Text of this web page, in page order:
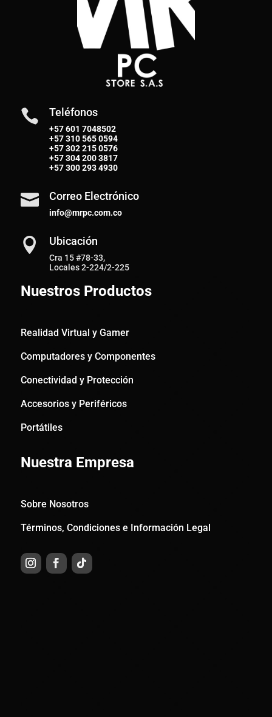
 Teléfonos
+57 601 7048502
+57310 565 0594
+57302 215 0576
+57304 200 3817
+57300 293 4930
 Correo Electrónico
info@mrpc.com.co
 Ubicación
Cra 15 #78-33,
Locales 2-224/2-225
Nuestros Productos
Realidad Virtual y Gamer
Computadores y Componentes
Conectividad y Protección
Accesorios y Periféricos
Portátiles
Nuestra Empresa
Sobre Nosotros
Términos, Condiciones e Información Legal